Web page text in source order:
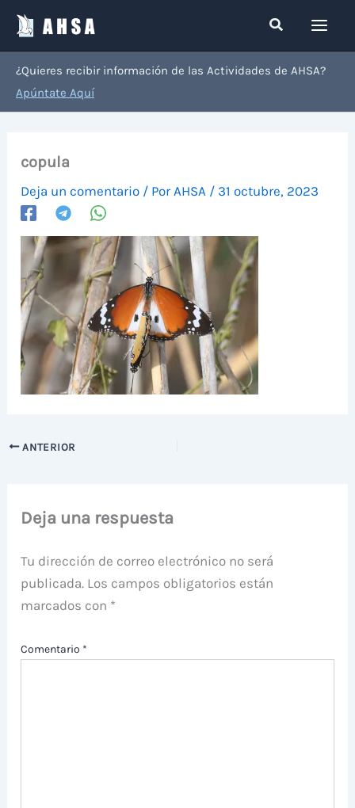
contenido
Buscar
¿Quieres recibir información de las Actividades de AHSA?
Apúntate Aquí
copula
Deja un comentario / Por AHSA / 31 octubre, 2023
ANTERIOR
Deja una respuesta
Tu dirección de correo electrónico no será
publicada. Los campos obligatorios están
marcados con *
Comentario *